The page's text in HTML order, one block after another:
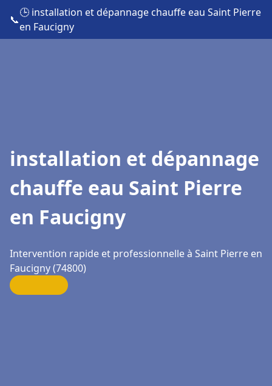
📞
🕒 installation et dépannage chauffe eau Saint Pierre
en Faucigny
installation et dépannage
chauffe eau Saint Pierre
en Faucigny
Intervention rapide et professionnelle à Saint Pierre en
Faucigny (74800)